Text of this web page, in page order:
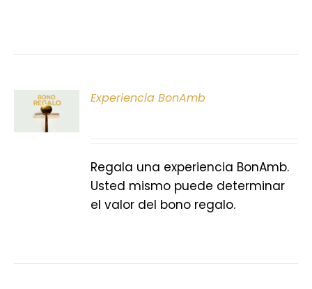
Experiencia BonAmb
Regala una experiencia BonAmb.
Usted mismo puede determinar
el valor del bono regalo.